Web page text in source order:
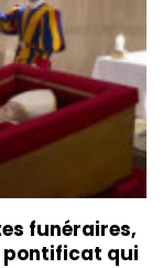
funéraires,
pontificat qui